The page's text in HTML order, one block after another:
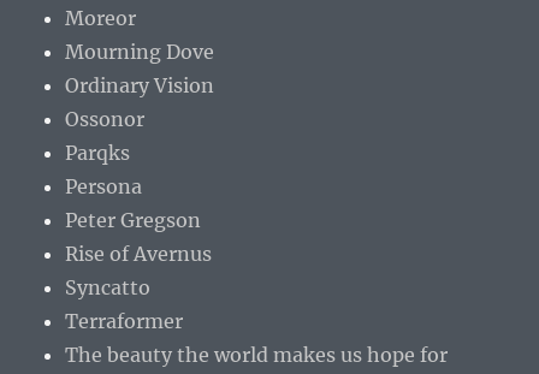
Moreor
Mourning Dove
Ordinary Vision
Ossonor
Parqks
Persona
Peter Gregson
Rise of Avernus
Syncatto
Terraformer
The beauty the world makes us hope for